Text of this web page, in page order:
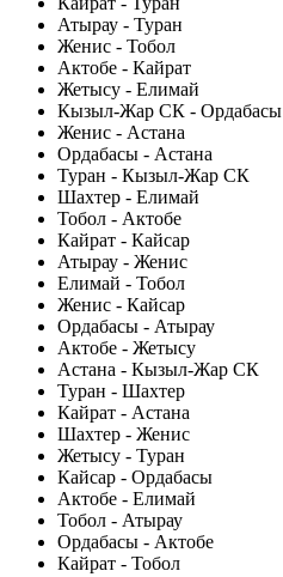
Атырау - Туран
Женис - Тобол
Актобе - Кайрат
Жетысу - Елимай
Кызыл-Жар СК - Ордабасы
Женис - Астана
Ордабасы - Астана
Туран - Кызыл-Жар СК
Шахтер - Елимай
Тобол - Актобе
Кайрат - Кайсар
Атырау - Женис
Елимай - Тобол
Женис - Кайсар
Ордабасы - Атырау
Актобе - Жетысу
Астана - Кызыл-Жар СК
Туран - Шахтер
Кайрат - Астана
Шахтер - Женис
Жетысу - Туран
Кайсар - Ордабасы
Актобе - Елимай
Тобол - Атырау
Ордабасы - Актобе
Кайрат - Тобол